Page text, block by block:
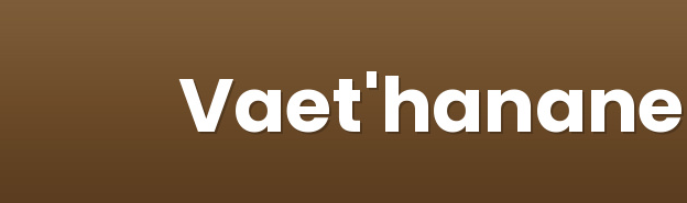
Il reste 49 places pour étudier en groupe sur Zoom
12 nouvelles musiques dans Torah-Box Music